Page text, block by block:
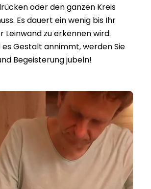
oder den ganzen Kreis
Es dauert ein wenig bis Ihr
Leinwand zu erkennen wird.
Gestalt annimmt, werden Sie
Begeisterung jubeln!